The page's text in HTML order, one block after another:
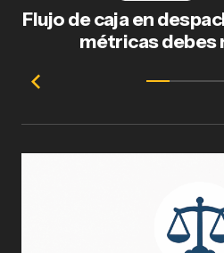
Flujo de caja en
métricas debes